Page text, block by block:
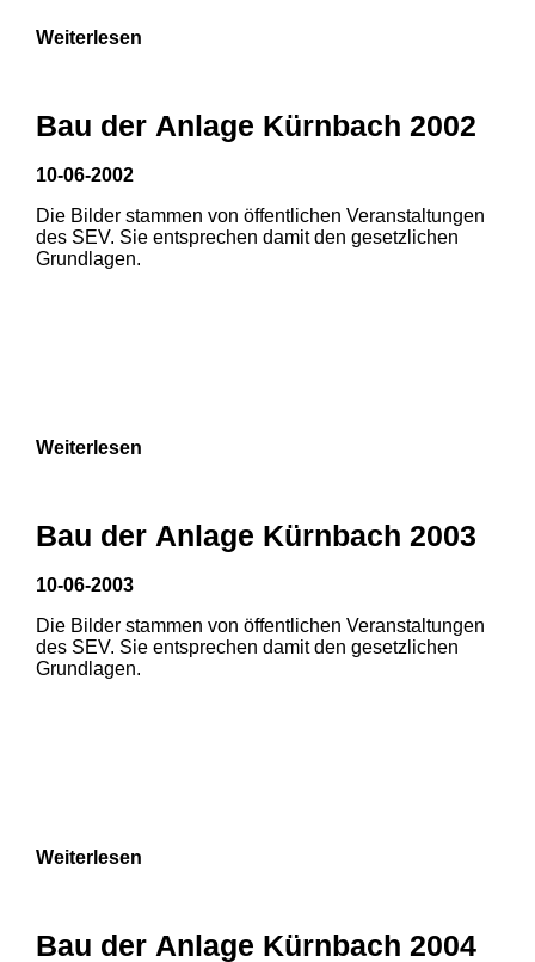
Weiterlesen
Bau der Anlage Kürnbach 2002
10-06-2002
Die Bilder stammen von öffentlichen Veranstaltungen
des SEV. Sie entsprechen damit den gesetzlichen
Grundlagen.
Weiterlesen
Bau der Anlage Kürnbach 2003
10-06-2003
Die Bilder stammen von öffentlichen Veranstaltungen
des SEV. Sie entsprechen damit den gesetzlichen
Grundlagen.
Weiterlesen
Bau der Anlage Kürnbach 2004